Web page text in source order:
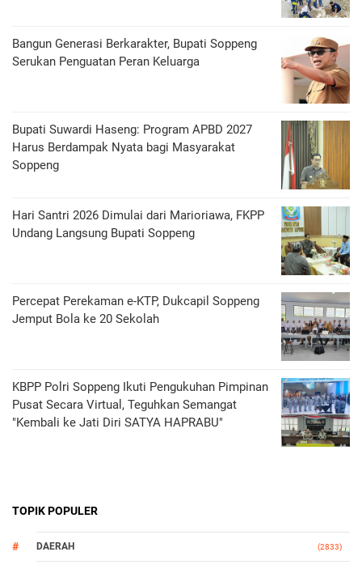
Bangun Generasi Berkarakter, Bupati Soppeng
Serukan Penguatan Peran Keluarga
Bupati Suwardi Haseng: Program APBD 2027
Harus Berdampak Nyata bagi Masyarakat
Soppeng
Hari Santri 2026 Dimulai dari Marioriawa, FKPP
Undang Langsung Bupati Soppeng
Percepat Perekaman e-KTP, Dukcapil Soppeng
Jemput Bola ke 20 Sekolah
KBPP Polri Soppeng Ikuti Pengukuhan Pimpinan
Pusat Secara Virtual, Teguhkan Semangat
"Kembali ke Jati Diri SATYA HAPRABU"
TOPIK POPULER
DAERAH (2833)